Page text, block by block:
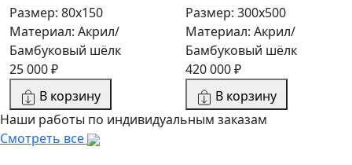
Размер: 80x150
Материал: Акрил/
Бамбуковый шёлк
25 000 ₽
В корзину
Размер: 300х500
Материал: Акрил/
Бамбуковый шёлк
420 000 ₽
В корзину
Наши работы по индивидуальным заказам
Смотреть все